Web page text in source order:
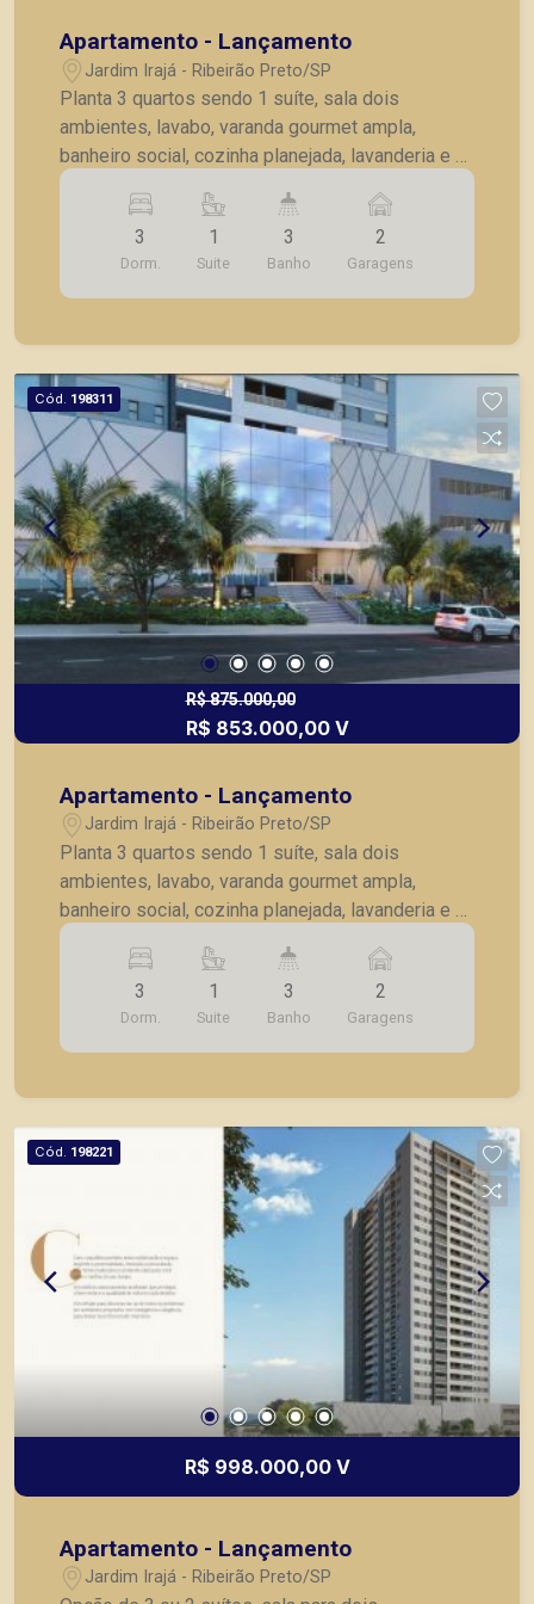
Apartamento - Lançamento
Jardim Irajá - Ribeirão Preto/SP
Planta 3 quartos sendo 1 suíte, sala dois
ambientes, lavabo, varanda gourmet ampla,
banheiro social, cozinha planejada, lavanderia e 2
vagas de garagem. Entrega prevista para Outubro
de 2022. Exemplo de fluxo de pagamento: ato de
R$74.534,18 mais 8 parcelas mensais de
R$9.316,77 com primeira vencendo em
25/01/2022 e financiamento de R$ 596.273,45 na
3
Dorm.
1
Suite
3
Banho
2
Garagens
Cód. 198311
R$ 875.000,00
R$ 853.000,00 V
Apartamento - Lançamento
Jardim Irajá - Ribeirão Preto/SP
Planta 3 quartos sendo 1 suíte, sala dois
ambientes, lavabo, varanda gourmet ampla,
banheiro social, cozinha planejada, lavanderia e 2
vagas de garagem. Entrega prevista para Outubro
de 2022. Exemplo de fluxo de pagamento: ato de
R$74.534,18 mais 8 parcelas mensais de
R$9.316,77 com primeira vencendo em
25/01/2022 e financiamento de R$ 596.273,45 na
3
Dorm.
1
Suite
3
Banho
2
Garagens
Cód. 198221
R$ 998.000,00 V
Apartamento - Lançamento
Jardim Irajá - Ribeirão Preto/SP